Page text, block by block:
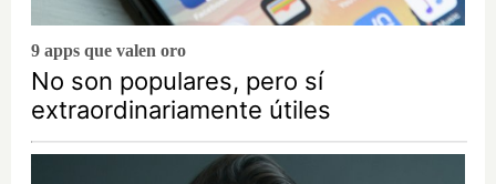
9 apps que valen oro
No son populares, pero sí
extraordinariamente útiles